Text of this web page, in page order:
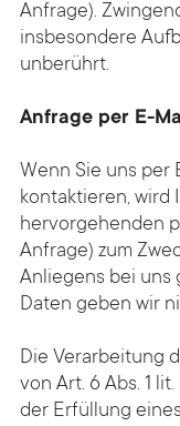
Anfrage).
insbesondere
unberührt.
Anfrage per E-
Wenn Sie uns per
kontaktieren, wird
hervorgehenden
Anfrage) zum
Anliegens bei uns
Daten geben wir
Die Verarbeitung
von Art. 6 Abs. 1
der Erfüllung